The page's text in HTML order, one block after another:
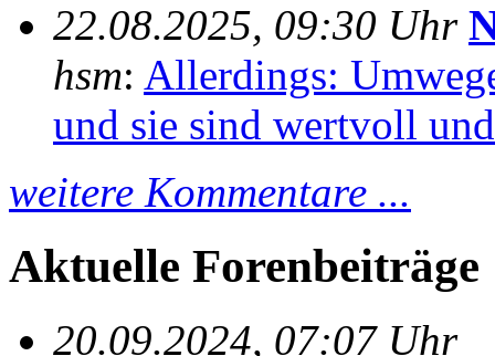
22.08.2025, 09:30 Uhr
hsm: Allerdings:
und sie sind wertvoll
weitere Kommentare ...
Aktuelle Forenbeiträge
20.09.2024, 07:07 Uhr